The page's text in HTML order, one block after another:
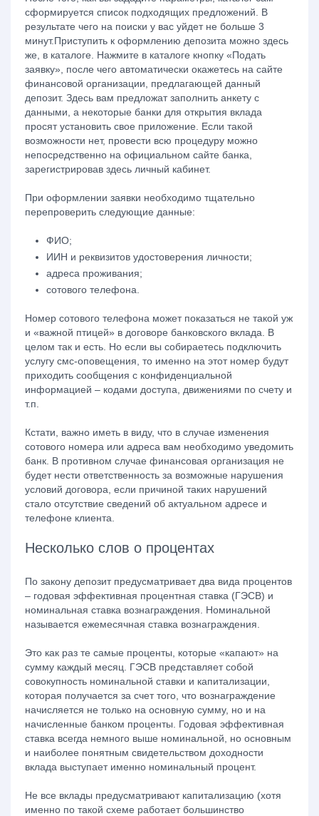
сформируется список подходящих предложений. В
результате чего на поиски у вас уйдет не больше 3
минут.Приступить к оформлению депозита можно здесь
же, в каталоге. Нажмите в каталоге кнопку «Подать
заявку», после чего автоматически окажетесь на сайте
финансовой организации, предлагающей данный
депозит. Здесь вам предложат заполнить анкету с
данными, а некоторые банки для открытия вклада
просят установить свое приложение. Если такой
возможности нет, провести всю процедуру можно
непосредственно на официальном сайте банка,
зарегистрировав здесь личный кабинет.
При оформлении заявки необходимо тщательно
перепроверить следующие данные:
ФИО;
ИИН и реквизитов удостоверения личности;
адреса проживания;
сотового телефона.
Номер сотового телефона может показаться не такой уж
и «важной птицей» в договоре банковского вклада. В
целом так и есть. Но если вы собираетесь подключить
услугу смс-оповещения, то именно на этот номер будут
приходить сообщения с конфиденциальной
информацией – кодами доступа, движениями по счету и
т.п.
Кстати, важно иметь в виду, что в случае изменения
сотового номера или адреса вам необходимо уведомить
банк. В противном случае финансовая организация не
будет нести ответственность за возможные нарушения
условий договора, если причиной таких нарушений
стало отсутствие сведений об актуальном адресе и
телефоне клиента.
Несколько слов о процентах
По закону депозит предусматривает два вида процентов
– годовая эффективная процентная ставка (ГЭСВ) и
номинальная ставка вознаграждения. Номинальной
называется ежемесячная ставка вознаграждения.
Это как раз те самые проценты, которые «капают» на
сумму каждый месяц. ГЭСВ представляет собой
совокупность номинальной ставки и капитализации,
которая получается за счет того, что вознаграждение
начисляется не только на основную сумму, но и на
начисленные банком проценты. Годовая эффективная
ставка всегда немного выше номинальной, но основным
и наиболее понятным свидетельством доходности
вклада выступает именно номинальный процент.
Не все вклады предусматривают капитализацию (хотя
именно по такой схеме работает большинство